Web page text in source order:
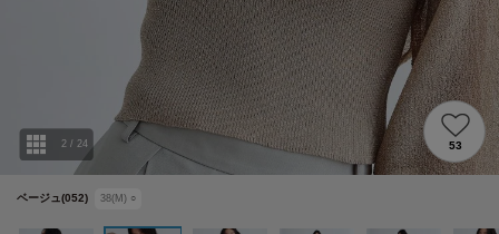
ベージュ(052) 38(M) ○
2 / 24 53